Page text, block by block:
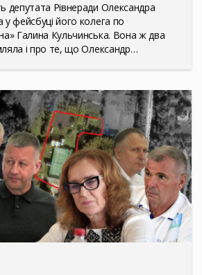
депутата Рівнеради Олександра
у фейсбуці його колега по
Галина Кульчинська. Вона ж два
і про те, що Олександр…